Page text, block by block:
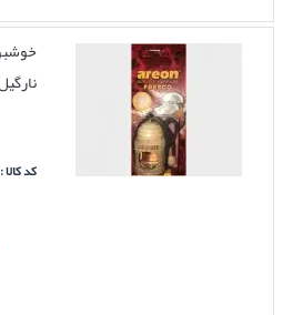
کد کالا :